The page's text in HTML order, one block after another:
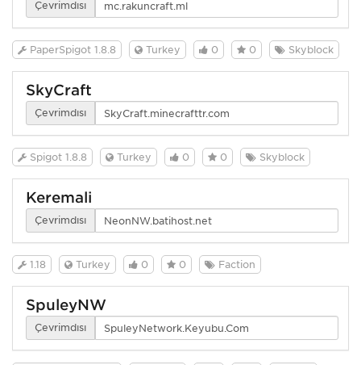
Çevrimdışı
PaperSpigot 1.8.8 Turkey 0 0 Skyblock
SkyCraft
Çevrimdışı
Spigot 1.8.8 Turkey 0 0 Skyblock
Keremali
Çevrimdışı
1.18 Turkey 0 0 Faction
SpuleyNW
Çevrimdışı